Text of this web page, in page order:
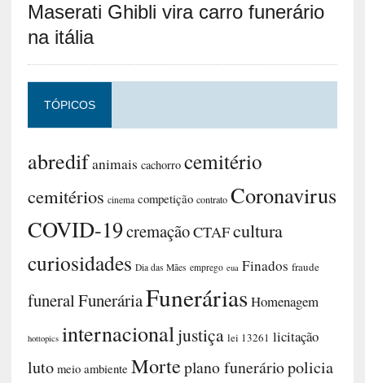
Maserati Ghibli vira carro funerário
na itália
TÓPICOS
abredifanimais cachorro cemitério
cemitérios cinema competição contrato Coronavirus
COVID-19cremaçãoCTAFcultura
curiosidades Dia das Mães emprego eua Finados fraude
funeralFuneráriaFuneráriasHomenagem
hottopics internacionaljustiça lei 13261 licitação
luto meio ambiente Morteplano funeráriopolicia